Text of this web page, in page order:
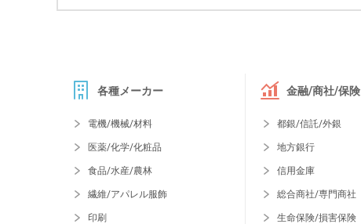
各種メーカー
電機/機械/材料
医薬/化学/化粧品
食品/水産/農林
繊維/アパレル服飾
印刷
金融/商社/保険
都銀/信託/外銀
地方銀行
信用金庫
総合商社/専門商社
生命保険/損害保険